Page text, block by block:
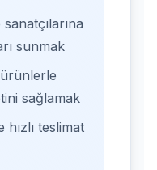
sunmak
sağlamak
teslimat